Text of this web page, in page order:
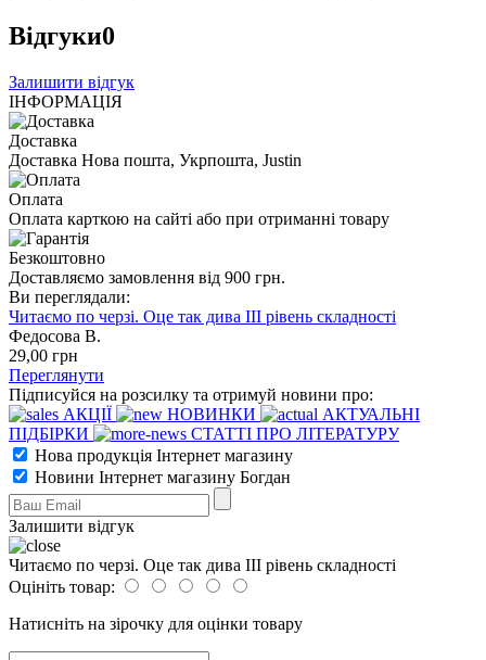
Відгуки0
Залишити відгук
ІНФОРМАЦІЯ
Доставка
Доставка Нова пошта, Укрпошта, Justin
Оплата
Оплата карткою на сайті або при отриманні товару
Безкоштовно
Доставляємо замовлення від 900 грн.
Ви переглядали:
Читаємо по черзі. Оце так дива III рівень складності
Федосова В.
29,00 грн
Переглянути
Підписуйся на розсилку та отримуй новини про:
АКЦІЇ
НОВИНКИ
АКТУАЛЬНІ
ПІДБІРКИ
СТАТТІ ПРО ЛІТЕРАТУРУ
Нова продукція Інтернет магазину
Новини Інтернет магазину Богдан
Залишити відгук
Читаємо по черзі. Оце так дива III рівень складності
Оцініть товар:
Натисніть на зірочку для оцінки товару